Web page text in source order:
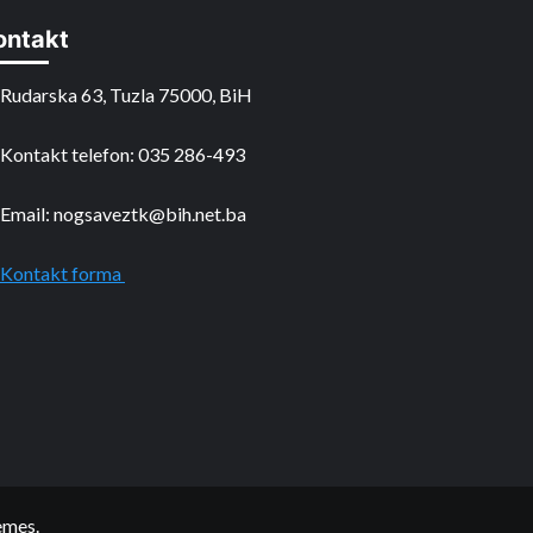
63, Tuzla 75000, BiH
telefon: 035 286-493
nogsaveztk@bih.net.ba
Kontakt forma